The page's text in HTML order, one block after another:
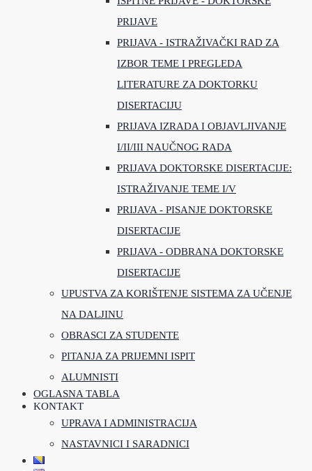
PRIJAVE
PRIJAVA - ISTRAŽIVAČKI RAD ZA
IZBOR TEME I PREGLEDA
LITERATURE ZA DOKTORKU
DISERTACIJU
PRIJAVA IZRADA I OBJAVLJIVANJE
I/II/III NAUČNOG RADA
PRIJAVA DOKTORSKE DISERTACIJE:
ISTRAŽIVANJE TEME I/V
PRIJAVA - PISANJE DOKTORSKE
DISERTACIJE
PRIJAVA - ODBRANA DOKTORSKE
DISERTACIJE
UPUSTVA ZA KORIŠTENJE SISTEMA ZA UČENJE
NA DALJINU
OBRASCI ZA STUDENTE
PITANJA ZA PRIJEMNI ISPIT
ALUMNISTI
OGLASNA TABLA
KONTAKT
UPRAVA I ADMINISTRACIJA
NASTAVNICI I SARADNICI